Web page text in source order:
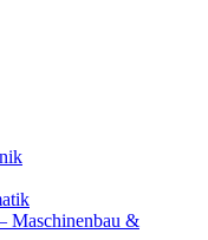
Maschinenbau &